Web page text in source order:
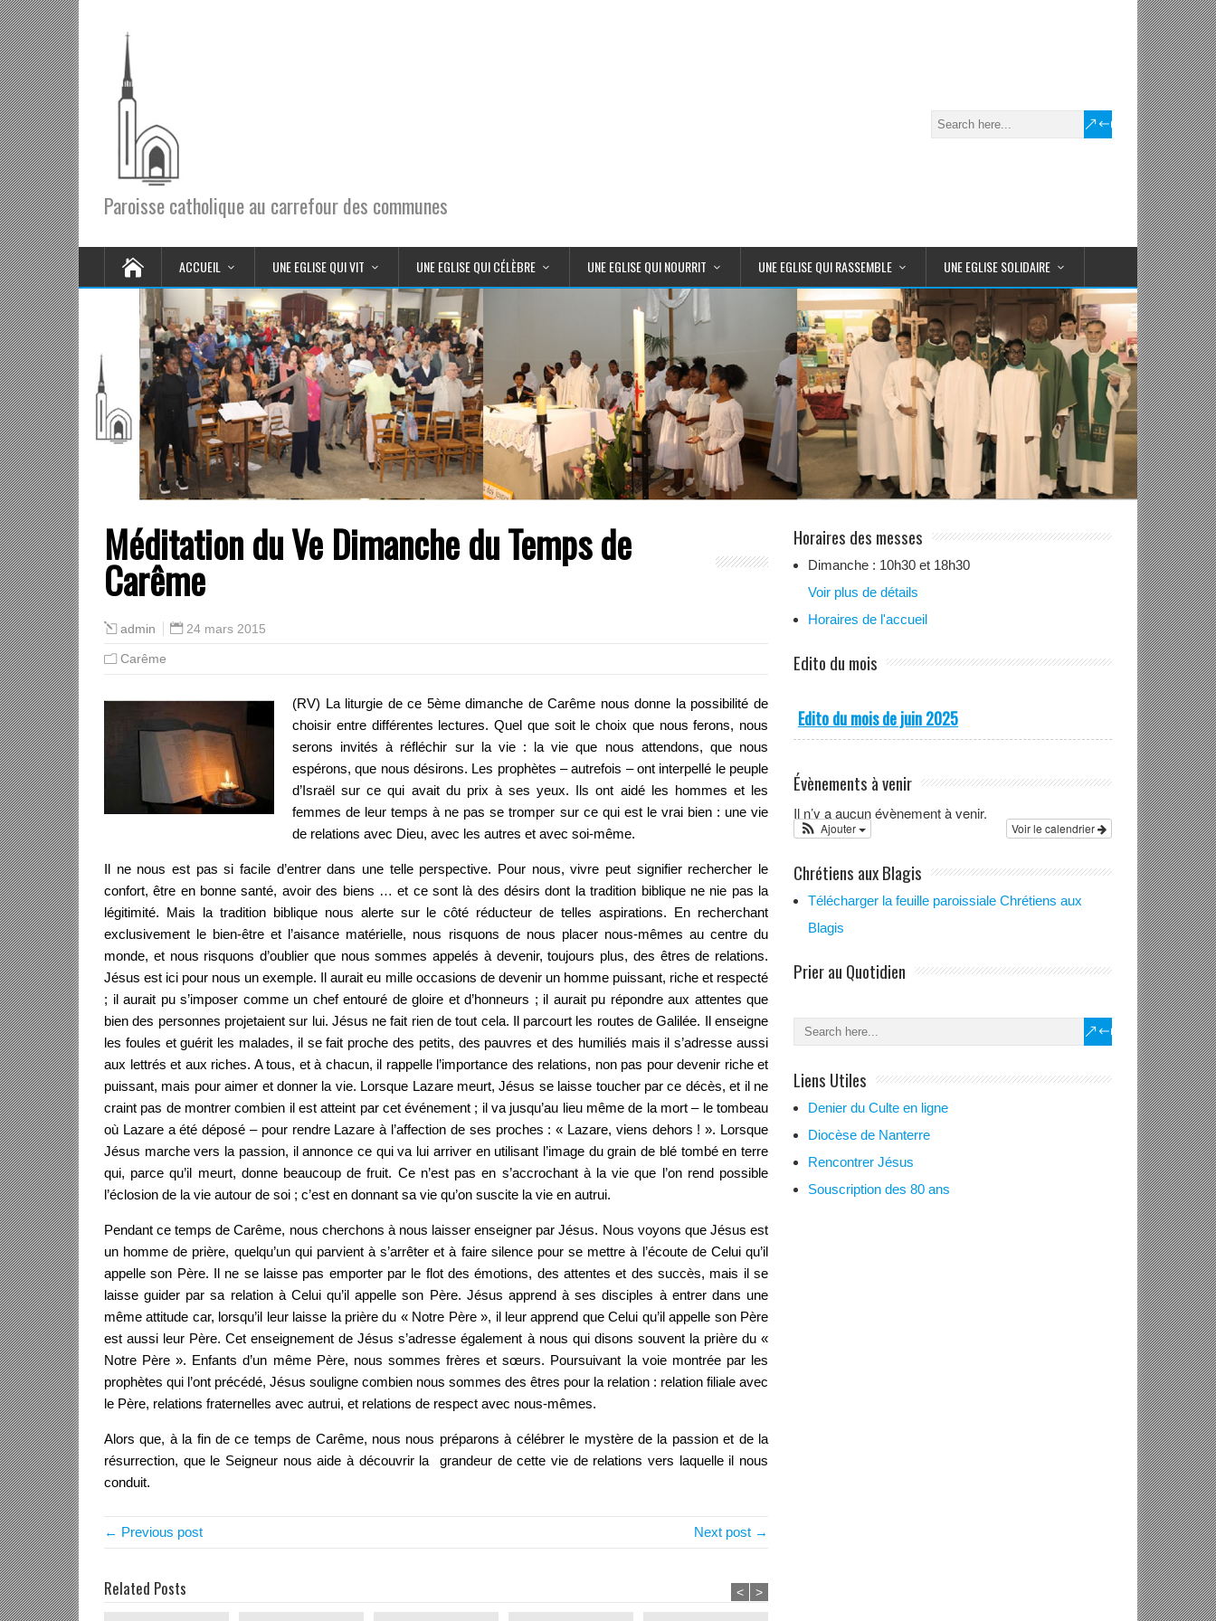
Paroisse catholique au carrefour des communes
ACCUEIL UNE EGLISE QUI VIT UNE EGLISE QUI CÉLÈBRE UNE EGLISE QUI NOURRIT UNE EGLISE QUI RASSEMBLE UNE EGLISE SOLIDAIRE
Méditation du Ve Dimanche du Temps de
Carême
admin 24 mars 2015
Carême
(RV) La liturgie de ce 5ème dimanche de Carême nous donne la possibilité de
choisir entre différentes lectures. Quel que soit le choix que nous ferons, nous
serons invités à réfléchir sur la vie : la vie que nous attendons, que nous
espérons, que nous désirons. Les prophètes – autrefois – ont interpellé le peuple
d’Israël sur ce qui avait du prix à ses yeux. Ils ont aidé les hommes et les
femmes de leur temps à ne pas se tromper sur ce qui est le vrai bien : une vie
de relations avec Dieu, avec les autres et avec soi-même.
Il ne nous est pas si facile d’entrer dans une telle perspective. Pour nous, vivre peut signifier rechercher le
confort, être en bonne santé, avoir des biens … et ce sont là des désirs dont la tradition biblique ne nie pas la
légitimité. Mais la tradition biblique nous alerte sur le côté réducteur de telles aspirations. En recherchant
exclusivement le bien-être et l’aisance matérielle, nous risquons de nous placer nous-mêmes au centre du
monde, et nous risquons d’oublier que nous sommes appelés à devenir, toujours plus, des êtres de relations.
Jésus est ici pour nous un exemple. Il aurait eu mille occasions de devenir un homme puissant, riche et respecté
; il aurait pu s’imposer comme un chef entouré de gloire et d’honneurs ; il aurait pu répondre aux attentes que
bien des personnes projetaient sur lui. Jésus ne fait rien de tout cela. Il parcourt les routes de Galilée. Il enseigne
les foules et guérit les malades, il se fait proche des petits, des pauvres et des humiliés mais il s’adresse aussi
aux lettrés et aux riches. A tous, et à chacun, il rappelle l’importance des relations, non pas pour devenir riche et
puissant, mais pour aimer et donner la vie. Lorsque Lazare meurt, Jésus se laisse toucher par ce décès, et il ne
craint pas de montrer combien il est atteint par cet événement ; il va jusqu’au lieu même de la mort – le tombeau
où Lazare a été déposé – pour rendre Lazare à l’affection de ses proches : « Lazare, viens dehors ! ». Lorsque
Jésus marche vers la passion, il annonce ce qui va lui arriver en utilisant l’image du grain de blé tombé en terre
qui, parce qu’il meurt, donne beaucoup de fruit. Ce n’est pas en s’accrochant à la vie que l’on rend possible
l’éclosion de la vie autour de soi ; c’est en donnant sa vie qu’on suscite la vie en autrui.
Pendant ce temps de Carême, nous cherchons à nous laisser enseigner par Jésus. Nous voyons que Jésus est
un homme de prière, quelqu’un qui parvient à s’arrêter et à faire silence pour se mettre à l’écoute de Celui qu’il
appelle son Père. Il ne se laisse pas emporter par le flot des émotions, des attentes et des succès, mais il se
laisse guider par sa relation à Celui qu’il appelle son Père. Jésus apprend à ses disciples à entrer dans une
même attitude car, lorsqu’il leur laisse la prière du « Notre Père », il leur apprend que Celui qu’il appelle son Père
est aussi leur Père. Cet enseignement de Jésus s’adresse également à nous qui disons souvent la prière du «
Notre Père ». Enfants d’un même Père, nous sommes frères et sœurs. Poursuivant la voie montrée par les
prophètes qui l’ont précédé, Jésus souligne combien nous sommes des êtres pour la relation : relation filiale avec
le Père, relations fraternelles avec autrui, et relations de respect avec nous-mêmes.
Alors que, à la fin de ce temps de Carême, nous nous préparons à célébrer le mystère de la passion et de la
résurrection, que le Seigneur nous aide à découvrir la grandeur de cette vie de relations vers laquelle il nous
conduit.
← Previous post Next post →
Related Posts < >
Horaires des messes
Dimanche : 10h30 et 18h30
Voir plus de détails
Horaires de l'accueil
Edito du mois
Edito du mois de juin 2025
Évènements à venir
Il n’y a aucun évènement à venir.
Voir le calendrier
Ajouter
Chrétiens aux Blagis
Télécharger la feuille paroissiale Chrétiens aux
Blagis
Prier au Quotidien
Liens Utiles
Denier du Culte en ligne
Diocèse de Nanterre
Rencontrer Jésus
Souscription des 80 ans